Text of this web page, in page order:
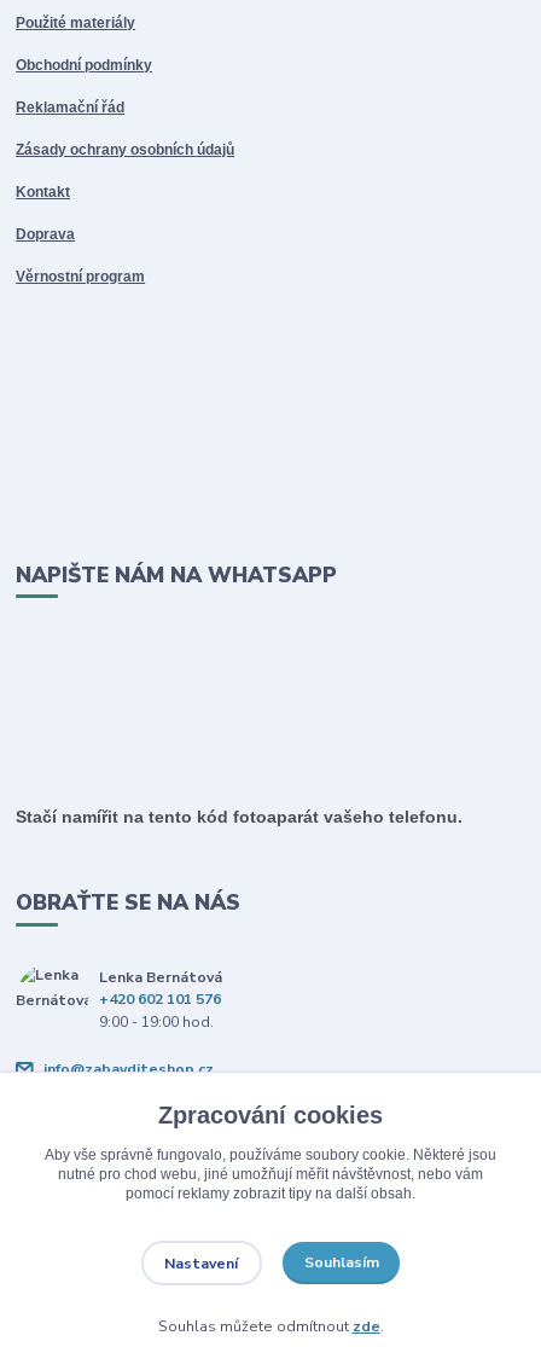
Použité materiály
Obchodní podmínky
Reklamační řád
Zásady ochrany osobních údajů
Kontakt
Doprava
Věrnostní program
NAPIŠTE NÁM NA WHATSAPP
Stačí namířit na tento kód fotoaparát vašeho telefonu.
OBRAŤTE SE NA NÁS
Lenka Bernátová
+420 602 101 576
9:00 - 19:00 hod.
info@zabavditeshop.cz
Upravit sběr cookies.
Vytvořeno na
Eshop-rychle.cz
Zpracování cookies
Aby vše správně fungovalo, používáme soubory cookie. Některé jsou
nutné pro chod webu, jiné umožňují měřit návštěvnost, nebo vám
pomocí reklamy zobrazit tipy na další obsah.
Nastavení Souhlasím
Souhlas můžete odmítnout zde.